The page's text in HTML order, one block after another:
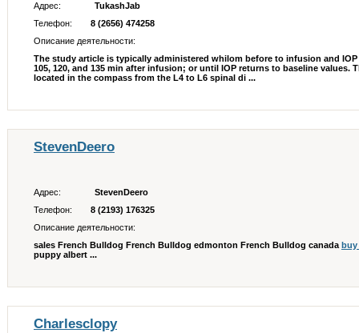
Адрес:
TukashJab
Телефон:
8 (2656) 474258
Описание деятельности:
The study article is typically administered whilom before to infusion and IOP
105, 120, and 135 min after infusion; or until IOP returns to baseline values.
located in the compass from the L4 to L6 spinal di ...
StevenDeero
Адрес:
StevenDeero
Телефон:
8 (2193) 176325
Описание деятельности:
sales French Bulldog French Bulldog edmonton French Bulldog canada buy
puppy albert ...
Charlesclopy